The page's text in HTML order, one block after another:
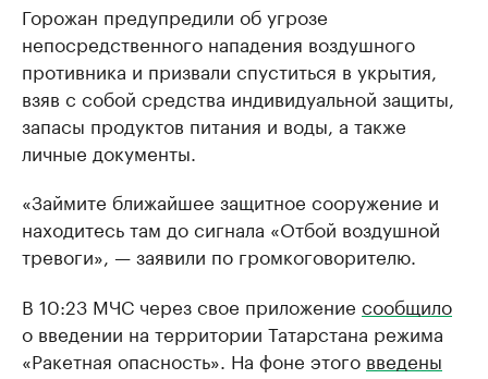
Горожан предупредили об угрозе
непосредственного нападения воздушного
противника и призвали спуститься в укрытия,
взяв с собой средства индивидуальной защиты,
запасы продуктов питания и воды, а также
личные документы.
«Займите ближайшее защитное сооружение и
находитесь там до сигнала «Отбой воздушной
тревоги», — заявили по громкоговорителю.
В 10:23 МЧС через свое приложение сообщило
о введении на территории Татарстана режима
«Ракетная опасность». На фоне этого введены